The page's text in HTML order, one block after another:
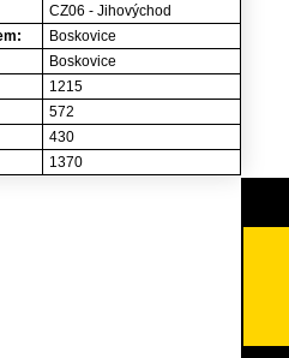
CZ06 - Jihovýchod
Boskovice
Boskovice
1215
572
430
1370